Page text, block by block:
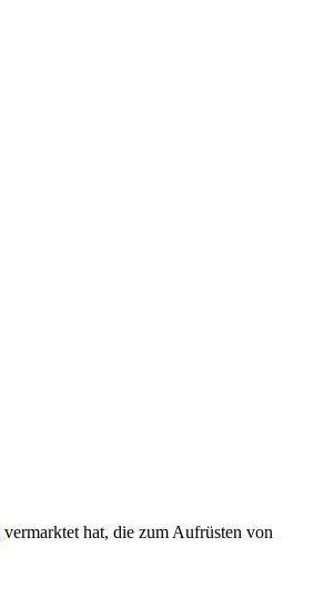
vermarktet hat, die zum Aufrüsten von